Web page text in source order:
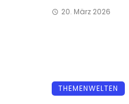
20. März 2026
THEMENWELTEN